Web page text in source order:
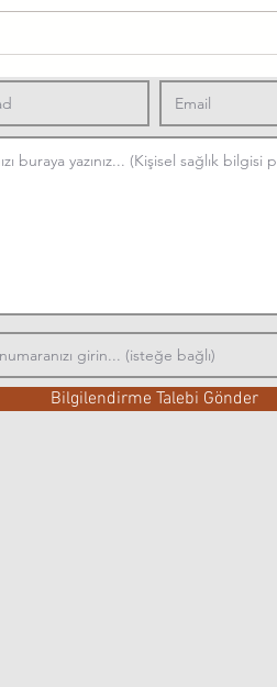
Bilgilendirme Talebi Gönder